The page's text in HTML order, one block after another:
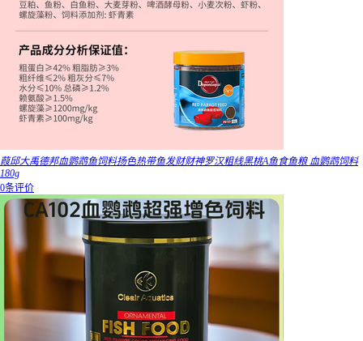
葭邱大禹德邦血鹦鹉鱼饲料扬色热带鱼发财财神罗汉粗线黑桃A鱼食鱼粮 血鹦鹉饲料
180g
0条评价